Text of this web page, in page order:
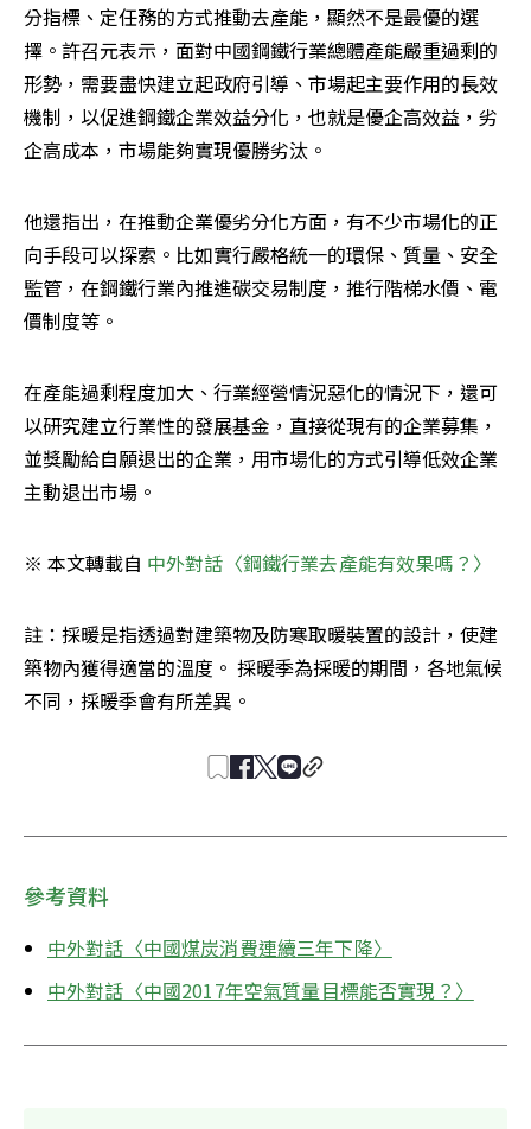
分指標、定任務的方式推動去產能，顯然不是最優的選
擇。許召元表示，面對中國鋼鐵行業總體產能嚴重過剩的
形勢，需要盡快建立起政府引導、市場起主要作用的長效
機制，以促進鋼鐵企業效益分化，也就是優企高效益，劣
企高成本，市場能夠實現優勝劣汰。
他還指出，在推動企業優劣分化方面，有不少市場化的正
向手段可以探索。比如實行嚴格統一的環保、質量、安全
監管，在鋼鐵行業內推進碳交易制度，推行階梯水價、電
價制度等。
在產能過剩程度加大、行業經營情況惡化的情況下，還可
以研究建立行業性的發展基金，直接從現有的企業募集，
並獎勵給自願退出的企業，用市場化的方式引導低效企業
主動退出市場。
※ 本文轉載自 中外對話〈鋼鐵行業去產能有效果嗎？〉
註：採暖是指透過對建築物及防寒取暖裝置的設計，使建
築物內獲得適當的溫度。 採暖季為採暖的期間，各地氣候
不同，採暖季會有所差異。
參考資料
中外對話〈中國煤炭消費連續三年下降〉
中外對話〈中國2017年空氣質量目標能否實現？〉